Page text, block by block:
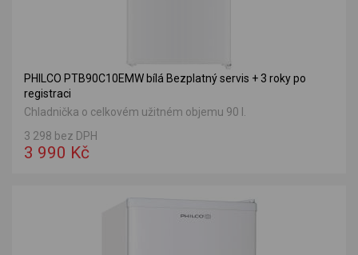
PHILCO PTB90C10EMW bílá Bezplatný servis + 3 roky po
registraci
Chladnička o celkovém užitném objemu 90 l.
3 298 bez DPH
3 990 Kč